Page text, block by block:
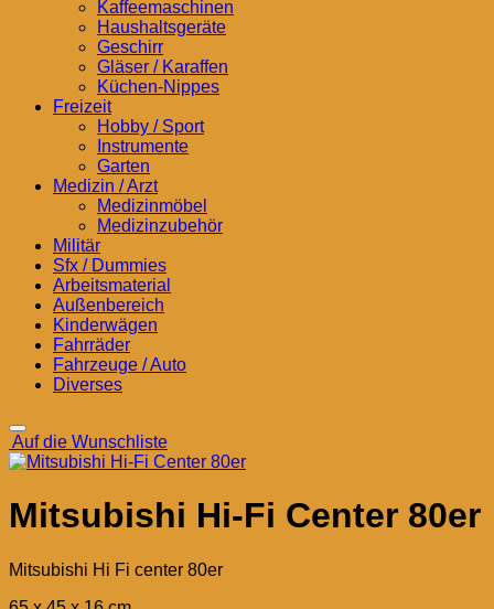
Kaffeemaschinen
Haushaltsgeräte
Geschirr
Gläser / Karaffen
Küchen-Nippes
Freizeit
Hobby / Sport
Instrumente
Garten
Medizin / Arzt
Medizinmöbel
Medizinzubehör
Militär
Sfx / Dummies
Arbeitsmaterial
Außenbereich
Kinderwägen
Fahrräder
Fahrzeuge / Auto
Diverses
Auf die Wunschliste
Mitsubishi Hi-Fi Center 80er
Mitsubishi Hi Fi center 80er